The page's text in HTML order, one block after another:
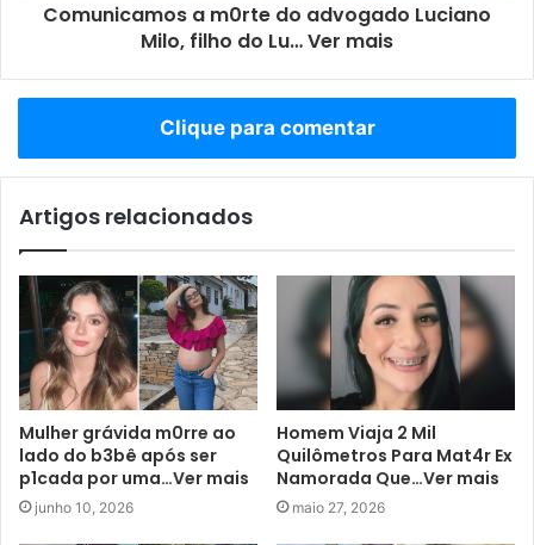
Comunicamos a m0rte do advogado Luciano
Milo, filho do Lu… Ver mais
Clique para comentar
Artigos relacionados
Mulher grávida m0rre ao
lado do b3bê após ser
p1cada por uma…Ver mais
junho 10, 2026
Homem Viaja 2 Mil
Quilômetros Para Mat4r Ex
Namorada Que…Ver mais
maio 27, 2026